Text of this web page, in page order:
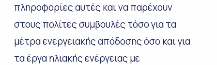
πληροφορίες αυτές και να παρέχουν
στους πολίτες συμβουλές τόσο για τα
μέτρα ενεργειακής απόδοσης όσο και για
τα έργα ηλιακής ενέργειας με